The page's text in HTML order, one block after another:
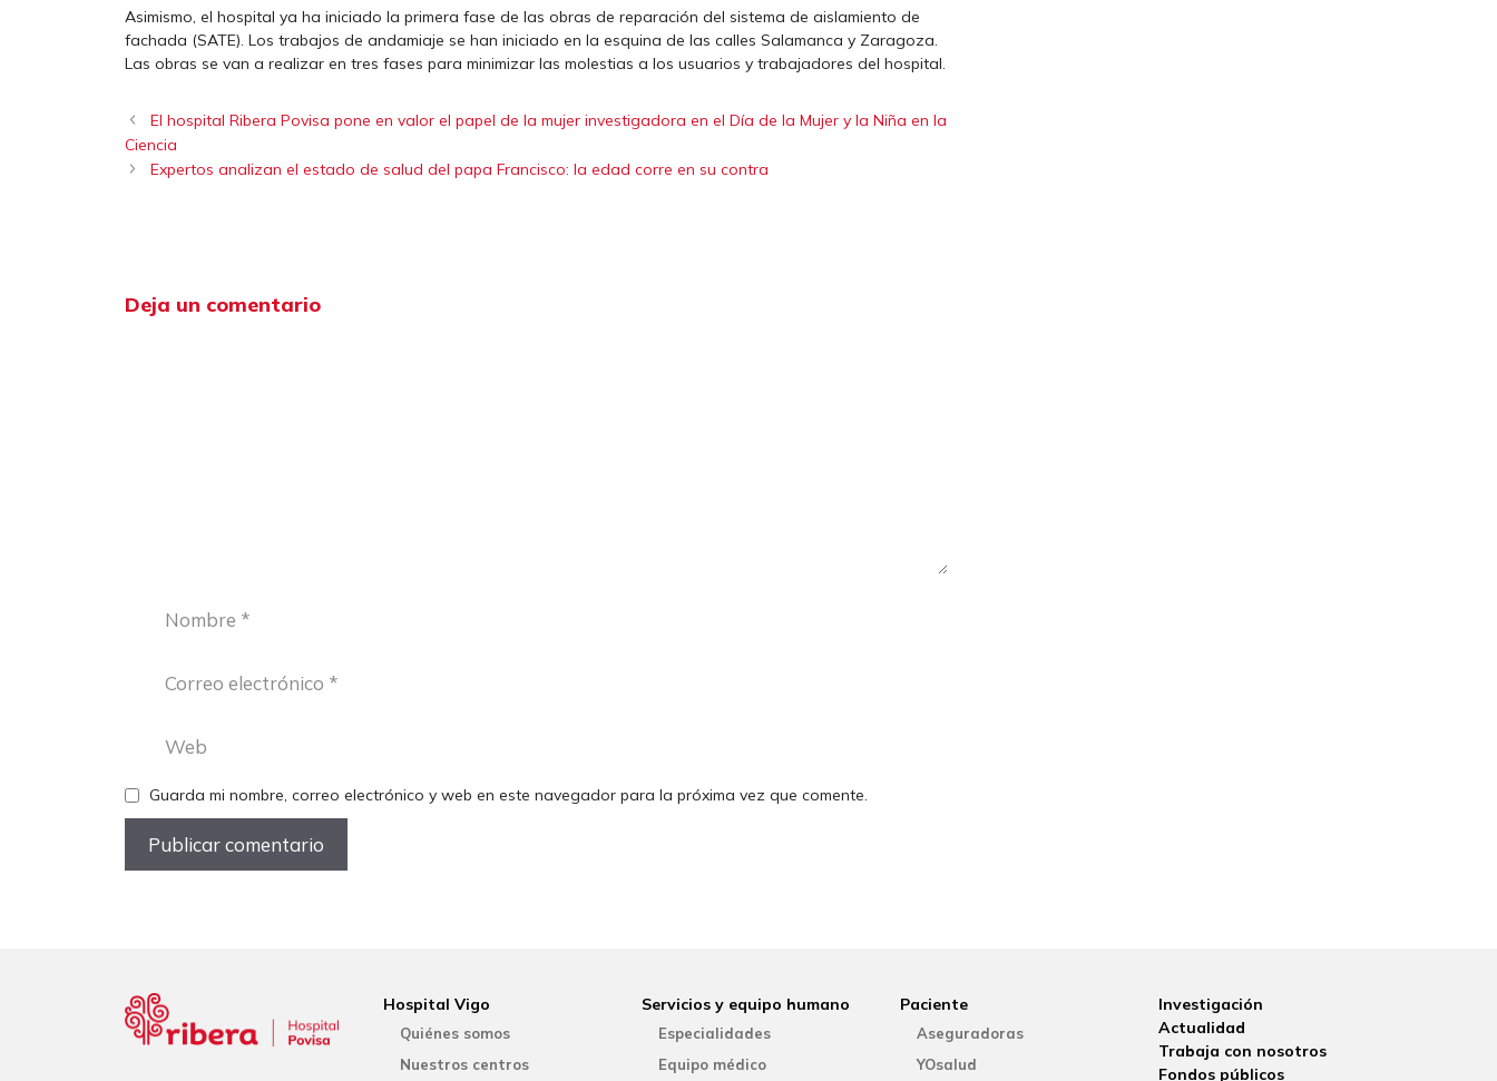
Asimismo, el hospital ya ha iniciado la primera fase de las obras de reparación del sistema de aislamiento de
fachada (SATE). Los trabajos de andamiaje se han iniciado en la esquina de las calles Salamanca y Zaragoza.
Las obras se van a realizar en tres fases para minimizar las molestias a los usuarios y trabajadores del hospital.
El hospital Ribera Povisa pone en valor el papel de la mujer investigadora en el Día de la Mujer y la Niña en la
Ciencia
Expertos analizan el estado de salud del papa Francisco: la edad corre en su contra
Deja un comentario
electrónico
Guarda mi nombre, correo electrónico y web en este navegador para la próxima vez que comente.
Hospital Vigo
Quiénes somos
Nuestros centros
Servicios y equipo humano
Especialidades
Equipo médico
Paciente
Aseguradoras
YOsalud
Investigación
Actualidad
Trabaja con nosotros
Fondos públicos